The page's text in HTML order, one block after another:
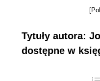
zainteresowania — gdy
przycisk YouTube’a,
czy chociażby ta
warsztatach” oraz ze
Tytuły autora:
dostępne w